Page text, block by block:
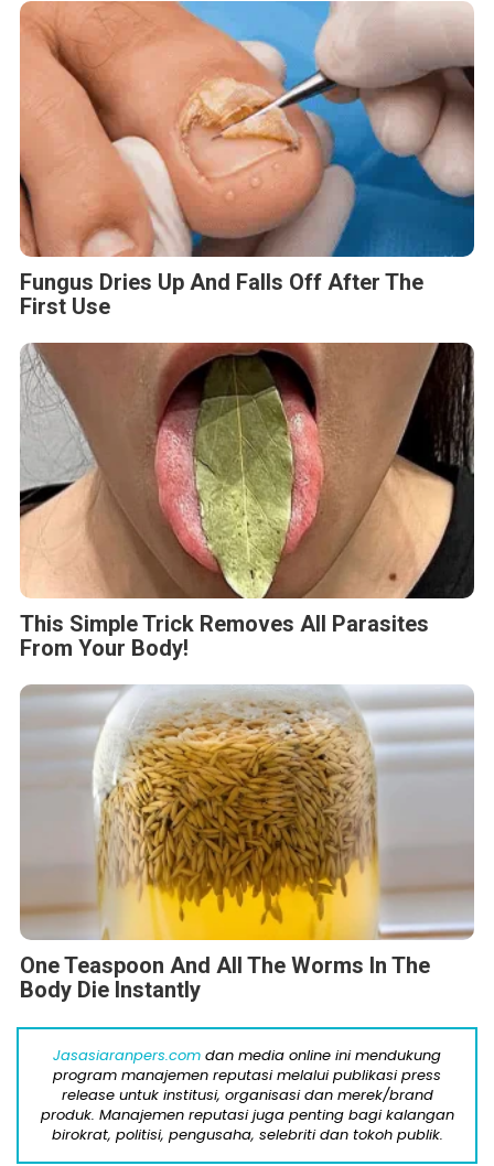
Fungus Dries Up And Falls Off After The
First Use
This Simple Trick Removes All Parasites
From Your Body!
One Teaspoon And All The Worms In The
Body Die Instantly
Jasasiaranpers.com dan media online ini mendukung
program manajemen reputasi melalui publikasi press
release untuk institusi, organisasi dan merek/brand
produk. Manajemen reputasi juga penting bagi kalangan
birokrat, politisi, pengusaha, selebriti dan tokoh publik.